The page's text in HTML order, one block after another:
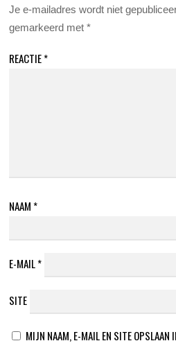
Je e-mailadres wordt niet
gemarkeerd met*
REACTIE*
NAAM *
E-MAIL*
SITE
MIJN NAAM, E-MAIL EN SITE OPSLAAN